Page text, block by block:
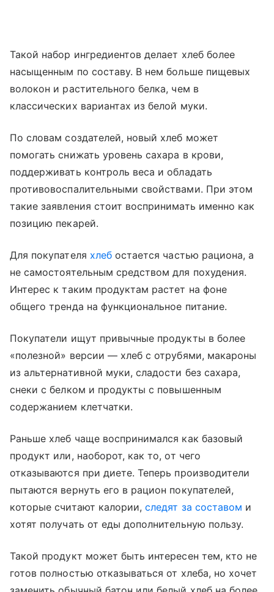
Такой набор ингредиентов делает хлеб более
насыщенным по составу. В нем больше пищевых
волокон и растительного белка, чем в
классических вариантах из белой муки.
По словам создателей, новый хлеб может
помогать снижать уровень сахара в крови,
поддерживать контроль веса и обладать
противовоспалительными свойствами. При этом
такие заявления стоит воспринимать именно как
позицию пекарей.
Для покупателя хлебостается частью рациона, а
не самостоятельным средством для похудения.
Интерес к таким продуктам растет на фоне
общего тренда на функциональное питание.
Покупатели ищут привычные продукты в более
«полезной» версии — хлеб с отрубями, макароны
из альтернативной муки, сладости без сахара,
снеки с белком и продукты с повышенным
содержанием клетчатки.
Раньше хлеб чаще воспринимался как базовый
продукт или, наоборот, как то, от чего
отказываются при диете. Теперь производители
пытаются вернуть его в рацион покупателей,
которые считают калории,следят за составом и
хотят получать от еды дополнительную пользу.
Такой продукт может быть интересен тем, кто не
готов полностью отказываться от хлеба, но хочет